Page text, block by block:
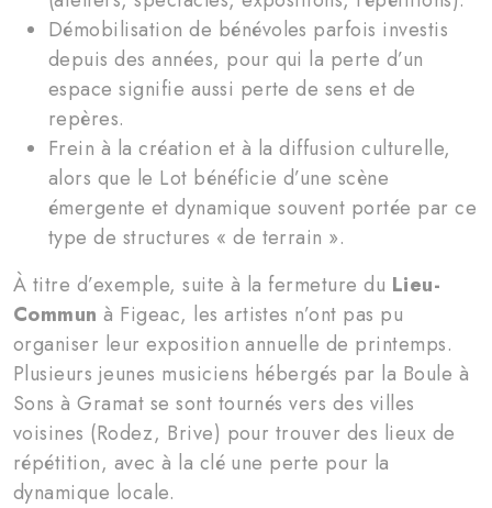
Démobilisation de bénévoles parfois investis
depuis des années, pour qui la perte d’un
espace signifie aussi perte de sens et de
repères.
Frein à la création et à la diffusion culturelle,
alors que le Lot bénéficie d’une scène
émergente et dynamique souvent portée par ce
type de structures « de terrain ».
À titre d’exemple, suite à la fermeture du Lieu-
Commun à Figeac, les artistes n’ont pas pu
organiser leur exposition annuelle de printemps.
Plusieurs jeunes musiciens hébergés par la Boule à
Sons à Gramat se sont tournés vers des villes
voisines (Rodez, Brive) pour trouver des lieux de
répétition, avec à la clé une perte pour la
dynamique locale.